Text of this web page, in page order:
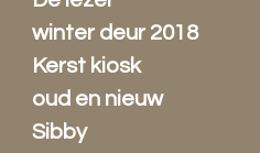
winter deur 2018
Kerst kiosk
oud en nieuw
Sibby